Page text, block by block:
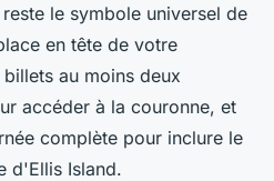
reste le symbole universel de
en tête de votre
au moins deux
accéder à la couronne, et
complète pour inclure le
d'Ellis Island.